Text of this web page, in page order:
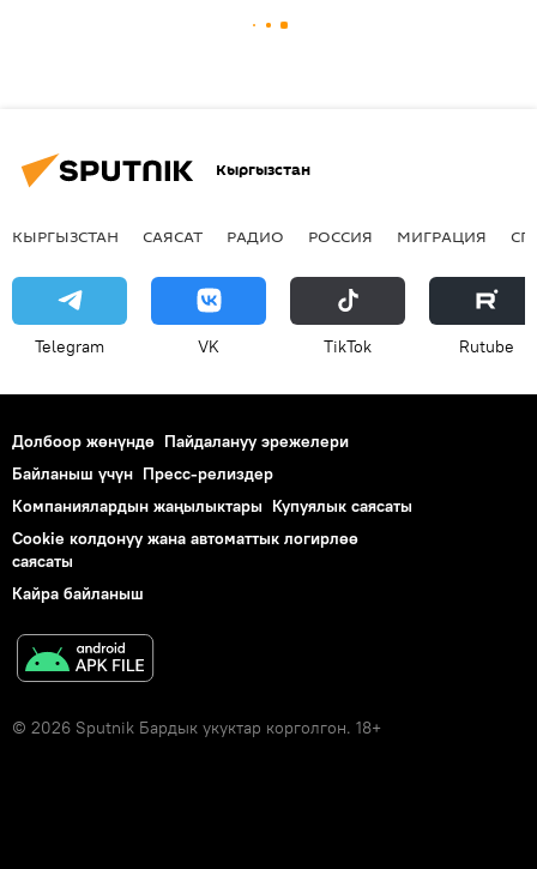
Кыргызстан
КЫРГЫЗСТАН САЯСАТ РАДИО РОССИЯ МИГРАЦИЯ
Telegram VK ТikТоk Rutube
Долбоор жөнүндө Пайдалануу эрежелери
Байланыш үчүн Пресс-релиздер
Компаниялардын жаңылыктары Купуялык саясаты
Cookie колдонуу жана автоматтык логирлөө
саясаты
Кайра байланыш
© 2026 Sputnik Бардык укуктар корголгон. 18+